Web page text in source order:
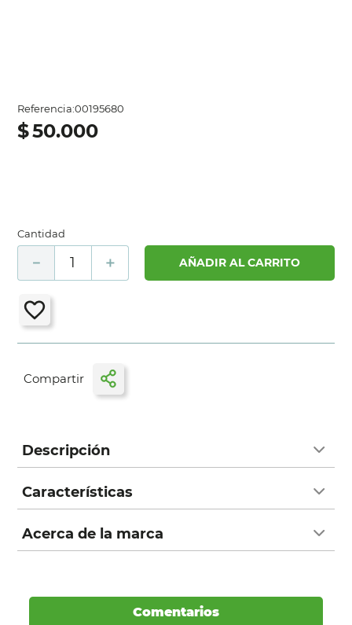
Referencia:00195680
$50.000
Cantidad
＋
－ AÑADIR AL CARRITO
Descripción
Características
Acerca de la marca
Comentarios